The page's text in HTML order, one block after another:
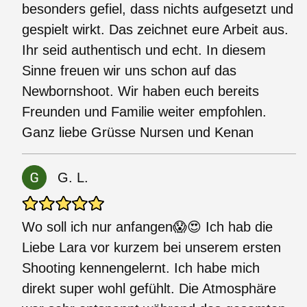
besonders gefiel, dass nichts aufgesetzt und
gespielt wirkt. Das zeichnet eure Arbeit aus.
Ihr seid authentisch und echt. In diesem
Sinne freuen wir uns schon auf das
Newbornshoot. Wir haben euch bereits
Freunden und Familie weiter empfohlen.
Ganz liebe Grüsse Nursen und Kenan
G. L.
Wo soll ich nur anfangen😱😍 Ich hab die
Liebe Lara vor kurzem bei unserem ersten
Shooting kennengelernt. Ich habe mich
direkt super wohl gefühlt. Die Atmosphäre